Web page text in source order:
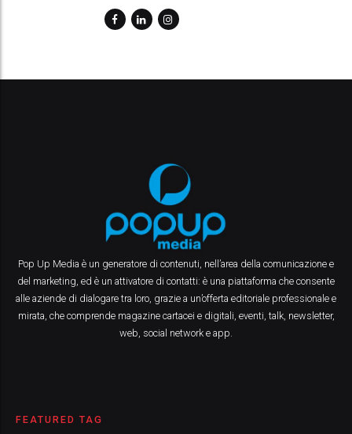
Pop Up Media è un generatore di contenuti, nell’area della comunicazione e
del marketing, ed è un attivatore di contatti: è una piattaforma che consente
alle aziende di dialogare tra loro, grazie a un’offerta editoriale professionale e
mirata, che comprende magazine cartacei e digitali, eventi, talk, newsletter,
web, social network e app.
FEATURED TAG